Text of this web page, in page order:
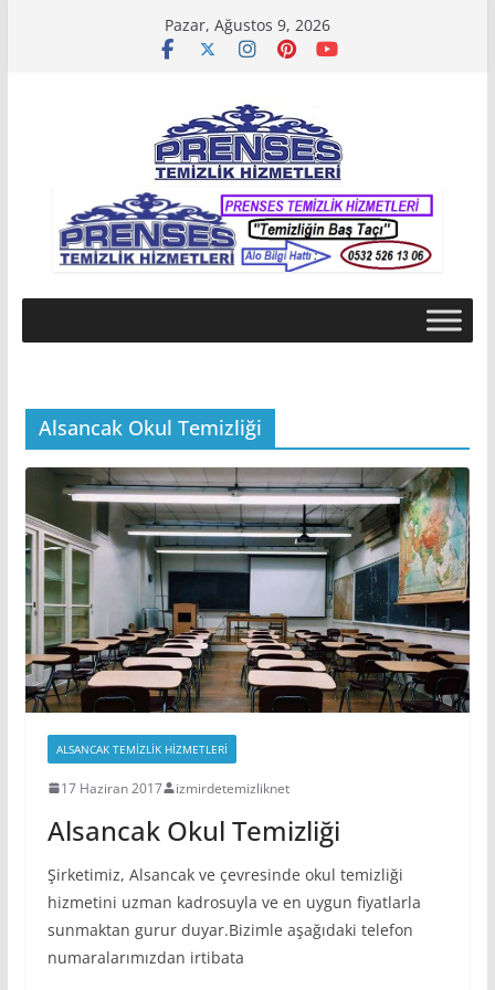
Pazar, Ağustos 9, 2026
Alsancak Okul Temizliği
ALSANCAK TEMIZLIK HIZMETLERI
17 Haziran 2017 izmirdetemizliknet
Alsancak Okul Temizliği
Şirketimiz, Alsancak ve çevresinde okul temizliği
hizmetini uzman kadrosuyla ve en uygun fiyatlarla
sunmaktan gurur duyar.Bizimle aşağıdaki telefon
numaralarımızdan irtibata